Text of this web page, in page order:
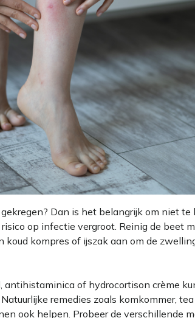
Dan is het belangrijk om niet te
op infectie vergroot. Reinig de beet
kompres of ijszak aan om de
antihistaminica of hydrocortison crème
remedies zoals komkommer,
ook helpen. Probeer de verschillende